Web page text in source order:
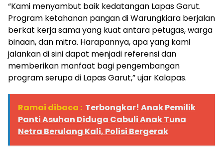
“Kami menyambut baik kedatangan Lapas Garut.
Program ketahanan pangan di Warungkiara berjalan
berkat kerja sama yang kuat antara petugas, warga
binaan, dan mitra. Harapannya, apa yang kami
jalankan di sini dapat menjadi referensi dan
memberikan manfaat bagi pengembangan
program serupa di Lapas Garut,” ujar Kalapas.
Ramai dibaca : Terbongkar! Anak Pemilik
Panti Asuhan Diduga Cabuli Anak Tuna
Netra Berulang Kali, Polisi Bergerak